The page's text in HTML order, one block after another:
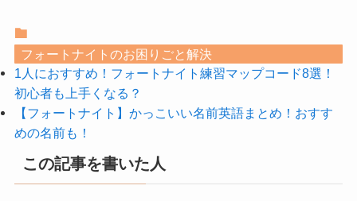
フォートナイトのお困りごと解決
1人におすすめ！フォートナイト練習マップコード8選！
初心者も上手くなる？
【フォートナイト】かっこいい名前英語まとめ！おすす
めの名前も！
この記事を書いた人